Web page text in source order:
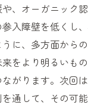
、オーガニック
入障壁を低くし
に、多方面から
をより明るいも
がります。次回
通して、その可